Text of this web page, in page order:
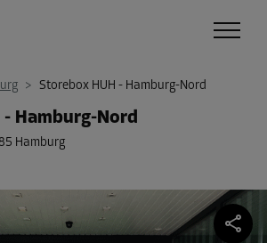
> Storebox HUH - Hamburg-Nord
Hamburg-Nord
Hamburg